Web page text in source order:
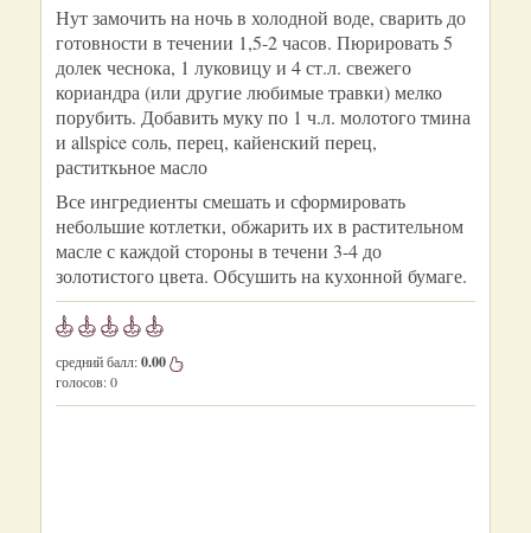
Нут замочить на ночь в холодной воде, сварить до
готовности в течении 1,5-2 часов. Пюрировать 5
долек чеснока, 1 луковицу и 4 ст.л. свежего
кориандра (или другие любимые травки) мелко
порубить. Добавить муку по 1 ч.л. молотого тмина
и allspice соль, перец, кайенский перец,
раститкьное масло
Все ингредиенты смешать и сформировать
небольшие котлетки, обжарить их в растительном
масле с каждой стороны в течени 3-4 до
золотистого цвета. Обсушить на кухонной бумаге.
средний балл:0.00
голосов:0